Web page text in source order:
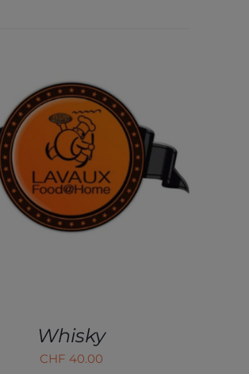
AJOUTER AU PANIER
/
Whisky
CHF 40.00